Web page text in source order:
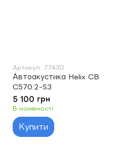
Артикул: 77430
Автоакустика Helix CB
C570.2-S3
5 100 грн
В наявності
Купити